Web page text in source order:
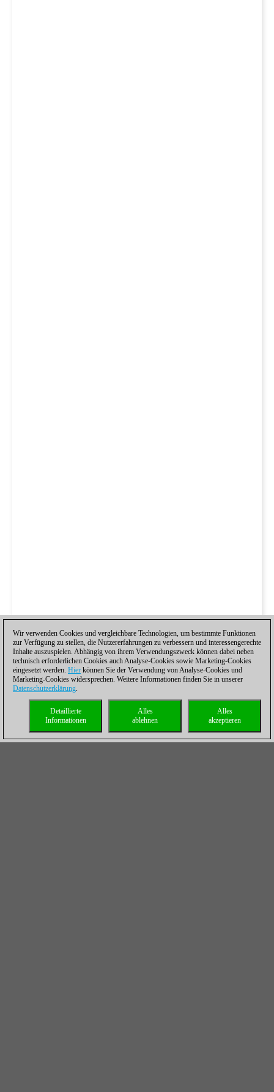
Wir verwenden Cookies und vergleichbare Technologien, um bestimmte Funktionen
zur Verfügung zu stellen, die Nutzererfahrungen zu verbessern und interessengerechte
Inhalte auszuspielen. Abhängig von ihrem Verwendungszweck können dabei neben
technisch erforderlichen Cookies auch Analyse-Cookies sowie Marketing-Cookies
eingesetzt werden. Hier können Sie der Verwendung von Analyse-Cookies und
Marketing-Cookies widersprechen. Weitere Informationen finden Sie in unserer
Datenschutzerklärung.
Alles
akzeptieren
Alles
ablehnen
Detaillierte
Informationen